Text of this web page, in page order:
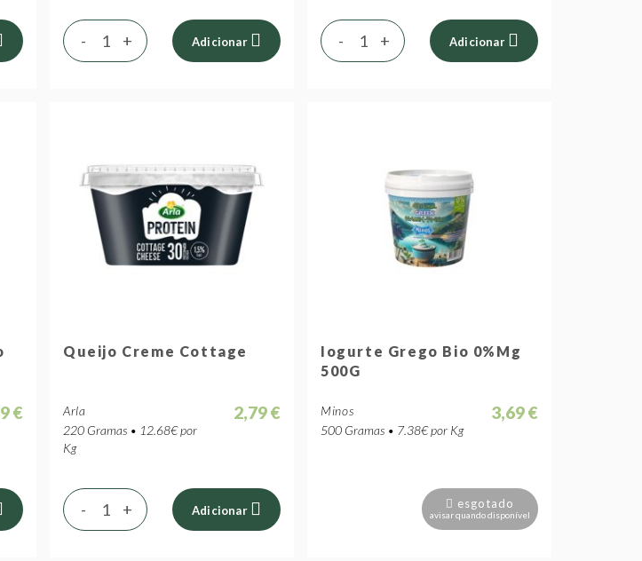
+
- Adicionar +
- Adicionar
€
Queijo Creme Cottage
Arla
220 Gramas • 12.68€ por
Kg
2,79 €
+
- Adicionar
Iogurte Grego Bio 0%Mg
500G
Minos
500 Gramas • 7.38€ por Kg
3,69 €
esgotado
avisar quando disponível